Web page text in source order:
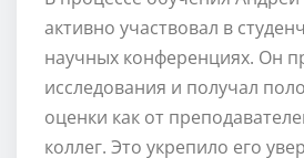
активно участвовал в
научных конференциях. Он
исследования и получал
оценки как от
коллег. Это укрепило его